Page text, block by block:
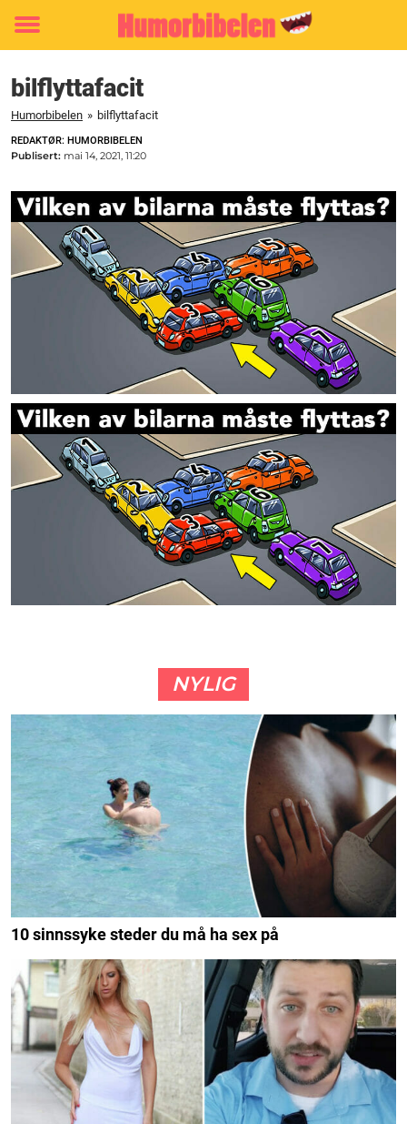
Toggle
bilflyttafacit
Humorbibelen » bilflyttafacit
REDAKTØR: HUMORBIBELEN
Publisert: mai 14, 2021, 11:20
NYLIG
10 sinnssyke steder du må ha sex på